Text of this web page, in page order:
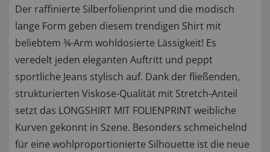
Der raffinierte Silberfolienprint und die modisch
lange Form geben diesem trendigen Shirt mit
beliebtem ¾-Arm wohldosierte Lässigkeit! Es
veredelt jeden eleganten Auftritt und peppt
sportliche Jeans stylisch auf. Dank der fließenden,
strukturierten Viskose-Qualität mit Stretch-Anteil
setzt das LONGSHIRT MIT FOLIENPRINT weibliche
Kurven gekonnt in Szene. Besonders schmeichelnd
für eine wohlproportionierte Silhouette ist die neue